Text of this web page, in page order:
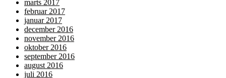
marts 2017
februar 2017
januar 2017
december 2016
november 2016
oktober 2016
september 2016
august 2016
juli 2016